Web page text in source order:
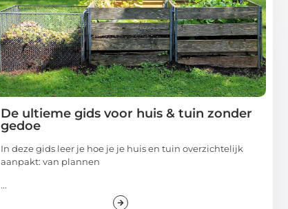
De ultieme gids voor huis & tuin zonder
gedoe
In deze gids leer je hoe je je huis en tuin overzichtelijk
aanpakt: van plannen
...